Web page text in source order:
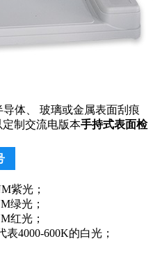
体、 玻璃或金属表面刮痕
制交流电版本手持式表面检
紫光；
绿光；
红光；
4000-600K的白光；